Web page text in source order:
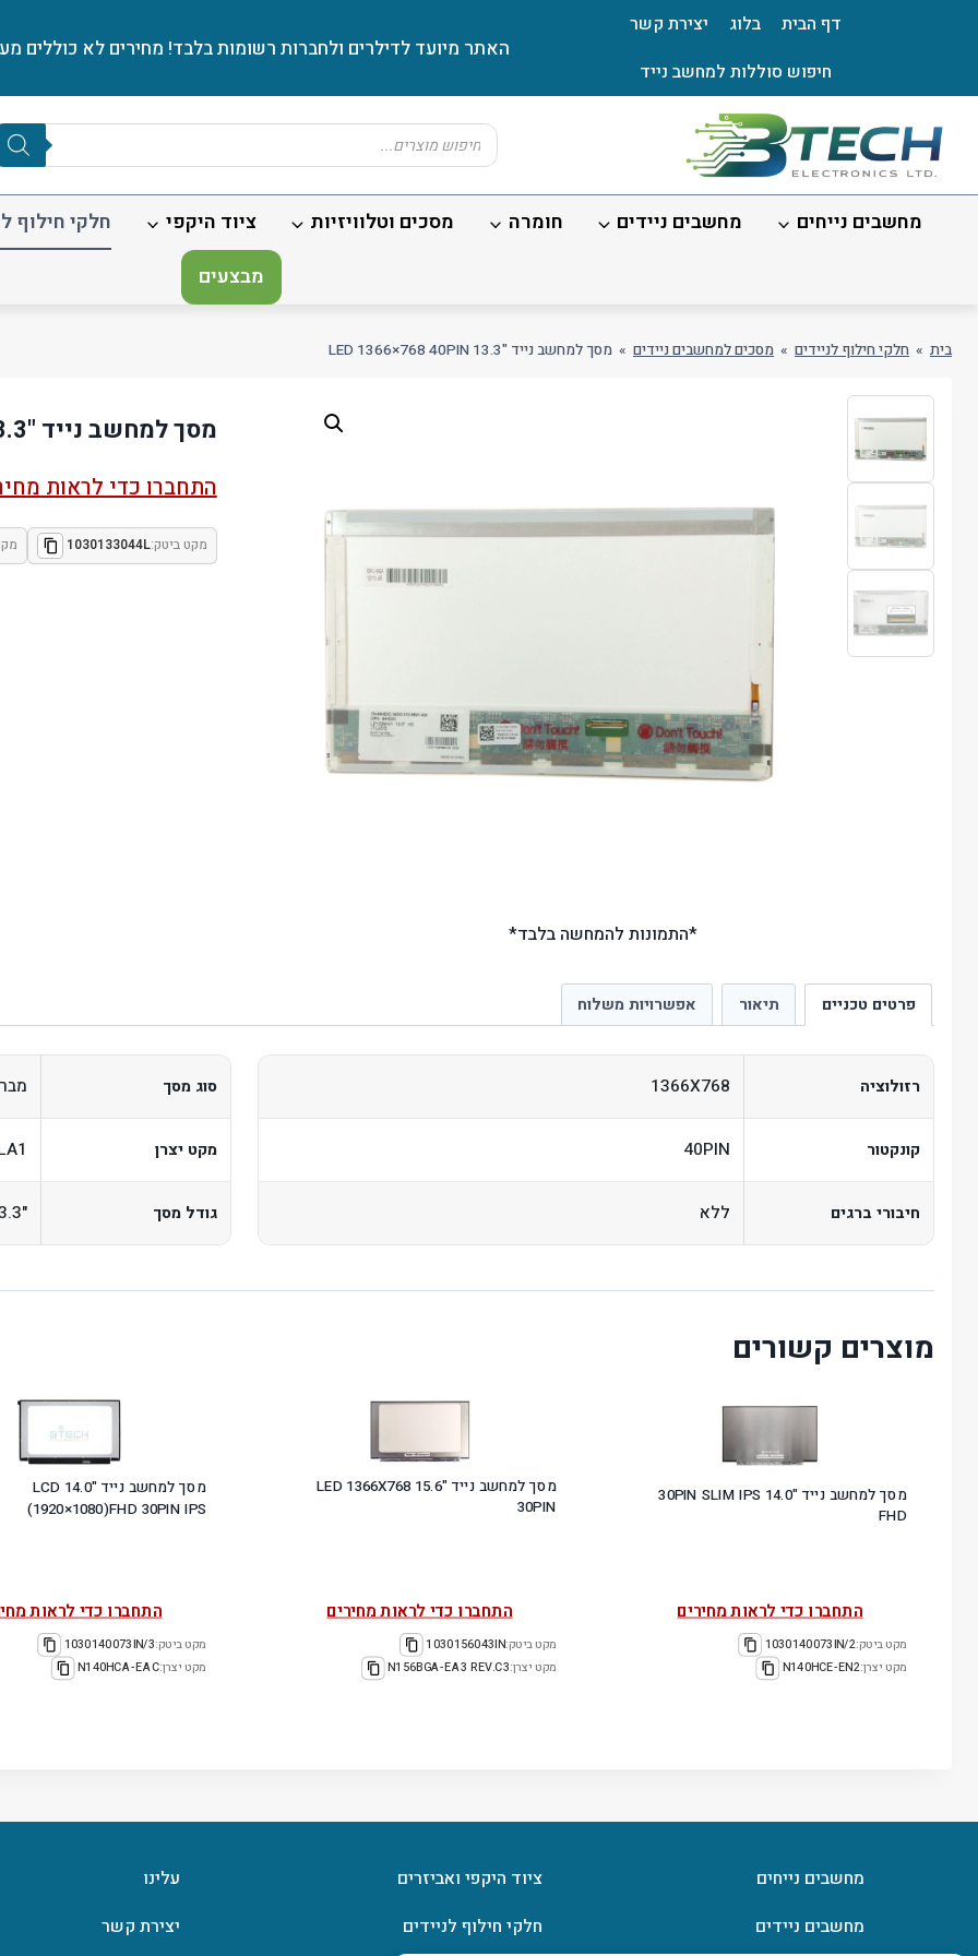
דף הבית בלוג
יצירת קשר
חיפוש סוללות למחשב נייד
האתר מיועד לדילרים ולחברות רשומות בלבד! מחירים לא כוללים
Products
search
מחשבים נייחים מחשבים ניידים חומרה מסכים וטלוויזיות ציוד היקפי חלקי חילוף
מבצעים
בית » חלקי חילוף לניידים » מסכים למחשבים ניידים » מסך למחשב נייד "13.3 LED 1366×768 40PIN
*התמונות להמחשה בלבד*
מסך למחשב נייד "13.3 LED 1366×768 40PIN
התחברו כדי לראות
מקט ביטק:1030133044L
פרטים טכניים תיאור אפשרויות משלוח
רזולוציה 1366X768
קונקטור 40PIN
חיבורי ברגים ללא
סוג מסך
מקט יצרן
גודל מסך "13.3
מוצרים קשורים
מסך למחשב נייד "14.0 30PIN SLIM IPS
FHD
התחברו כדי לראות מחירים
מקט ביטק:1030140073IN/2
מקט יצרן:N140HCE-EN2
מסך למחשב נייד "15.6 LED 1366X768
30PIN
התחברו כדי לראות מחירים
מקט ביטק:1030156043IN
מקט יצרן:N156BGA-EA3 REV.C3
מסך למחשב נייד "14.0 LCD
(1920×1080)FHD 30PIN IPS
התחברו כדי לראות
מקט ביטק:1030140073IN/3
מקט יצרן:N140HCA-EAC
מחשבים נייחים
מחשבים ניידים
ציוד היקפי ואביזרים
חלקי חילוף לניידים
עלינו
יצירת קשר